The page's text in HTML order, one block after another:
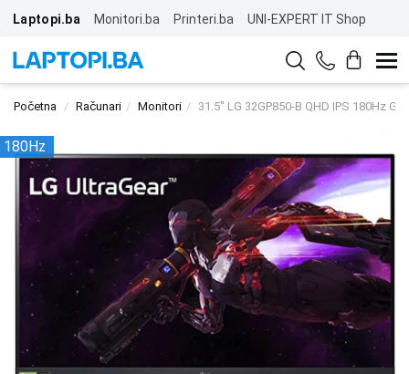
Laptopi.ba Monitori.ba Printeri.ba UNI-EXPERT IT Shop
Početna Računari Monitori 31.5" LG 32GP850-B QHD IPS 180Hz
180Hz